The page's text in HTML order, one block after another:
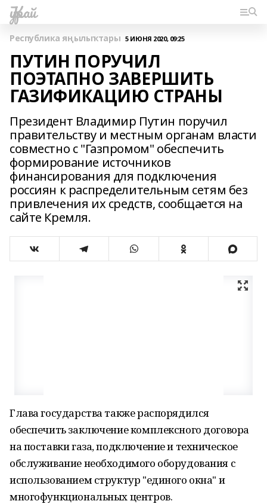
Ҡурай
Республика яңылыҡтары 5 ИЮНЯ 2020, 09:25
ПУТИН ПОРУЧИЛ
ПОЭТАПНО ЗАВЕРШИТЬ
ГАЗИФИКАЦИЮ СТРАНЫ
Президент Владимир Путин поручил
правительству и местным органам власти
совместно с "Газпромом" обеспечить
формирование источников
финансирования для подключения
россиян к распределительным сетям без
привлечения их средств, сообщается на
сайте Кремля.
Глава государства также распорядился
обеспечить заключение комплексного договора
на поставки газа, подключение и техническое
обслуживание необходимого оборудования с
использованием структур "единого окна" и
многофункциональных центров.